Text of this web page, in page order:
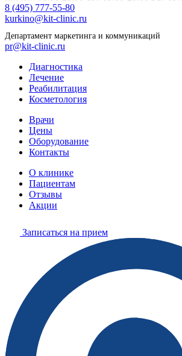
8 (495) 777-55-80
kurkino@kit-clinic.ru
Департамент маркетинга и коммуникаций
pr@kit-clinic.ru
Диагностика
Лечение
Реабилитация
Косметология
Врачи
Цены
Оборудование
Контакты
О клинике
Пациентам
Отзывы
Акции
Записаться на прием